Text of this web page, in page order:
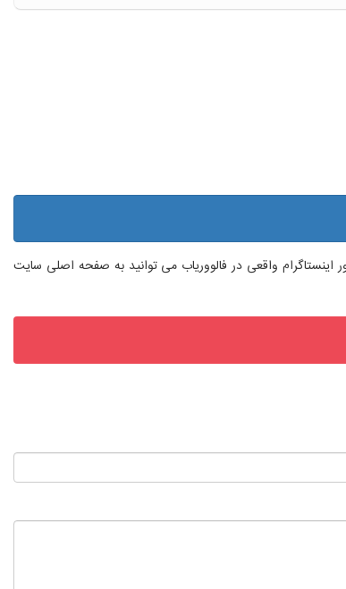
اینستاگرام واقعی در فالووریاب می توانید به صفحه اصلی سایت